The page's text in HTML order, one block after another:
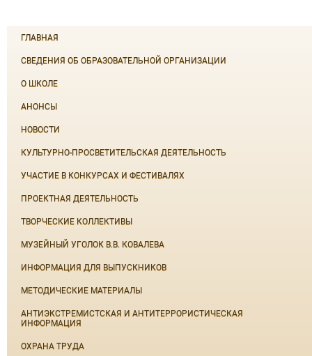
ГЛАВНАЯ
СВЕДЕНИЯ ОБ ОБРАЗОВАТЕЛЬНОЙ ОРГАНИЗАЦИИ
О ШКОЛЕ
АНОНСЫ
НОВОСТИ
КУЛЬТУРНО-ПРОСВЕТИТЕЛЬСКАЯ ДЕЯТЕЛЬНОСТЬ
УЧАСТИЕ В КОНКУРСАХ И ФЕСТИВАЛЯХ
ПРОЕКТНАЯ ДЕЯТЕЛЬНОСТЬ
ТВОРЧЕСКИЕ КОЛЛЕКТИВЫ
МУЗЕЙНЫЙ УГОЛОК В.В. КОВАЛЕВА
ИНФОРМАЦИЯ ДЛЯ ВЫПУСКНИКОВ
МЕТОДИЧЕСКИЕ МАТЕРИАЛЫ
АНТИЭКСТРЕМИСТСКАЯ И АНТИТЕРРОРИСТИЧЕСКАЯ
ИНФОРМАЦИЯ
ОХРАНА ТРУДА